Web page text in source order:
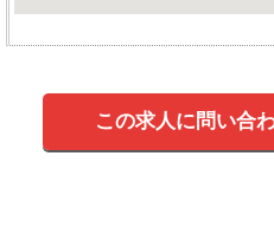
この求人に問い合